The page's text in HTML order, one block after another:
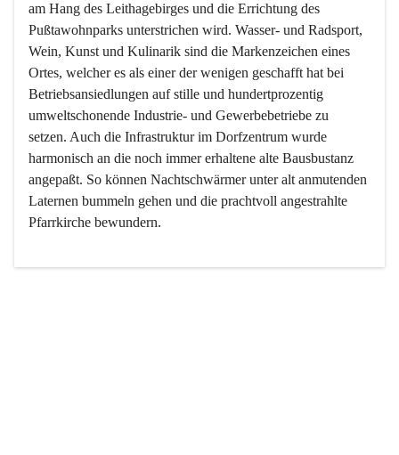
am Hang des Leithagebirges und die Errichtung des
Pußtawohnparks unterstrichen wird. Wasser- und Radsport,
Wein, Kunst und Kulinarik sind die Markenzeichen eines
Ortes, welcher es als einer der wenigen geschafft hat bei
Betriebsansiedlungen auf stille und hundertprozentig
umweltschonende Industrie- und Gewerbebetriebe zu
setzen. Auch die Infrastruktur im Dorfzentrum wurde
harmonisch an die noch immer erhaltene alte Bausbustanz
angepaßt. So können Nachtschwärmer unter alt anmutenden
Laternen bummeln gehen und die prachtvoll angestrahlte
Pfarrkirche bewundern.
Der Weinbau dominert heute nicht mehr, ist aber integrativer